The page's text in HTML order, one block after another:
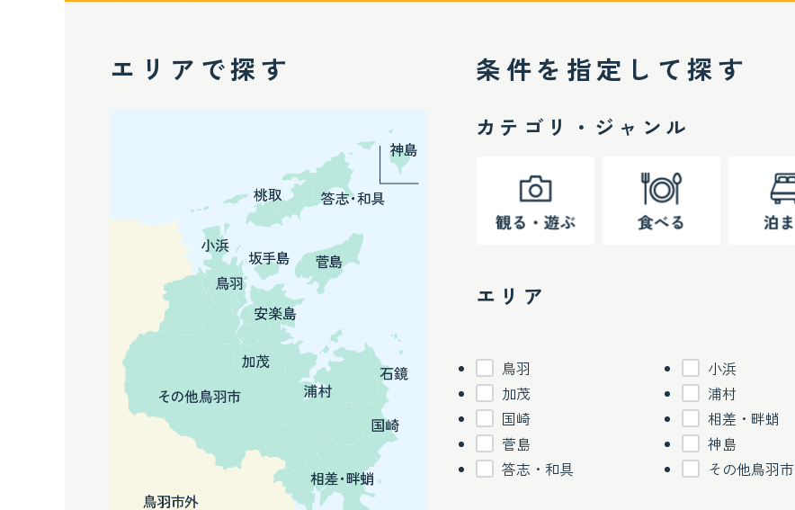
エリアで探す 条件を指定して探す
カテゴリ・ジャンル
エリア
鳥羽 小浜
加茂
浦村
国崎
相差・畔蛸
菅島
神島
答志・和具
その他鳥羽市